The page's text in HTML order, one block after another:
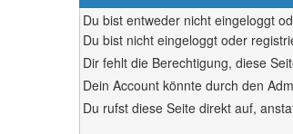
Du bist entweder nicht eingeloggt
Du bist nicht eingeloggt oder
Dir fehlt die Berechtigung, diese
Dein Account könnte durch den
Du rufst diese Seite direkt auf,